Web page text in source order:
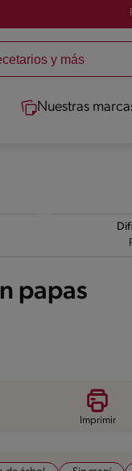
Nuestras
papas
Imprimir